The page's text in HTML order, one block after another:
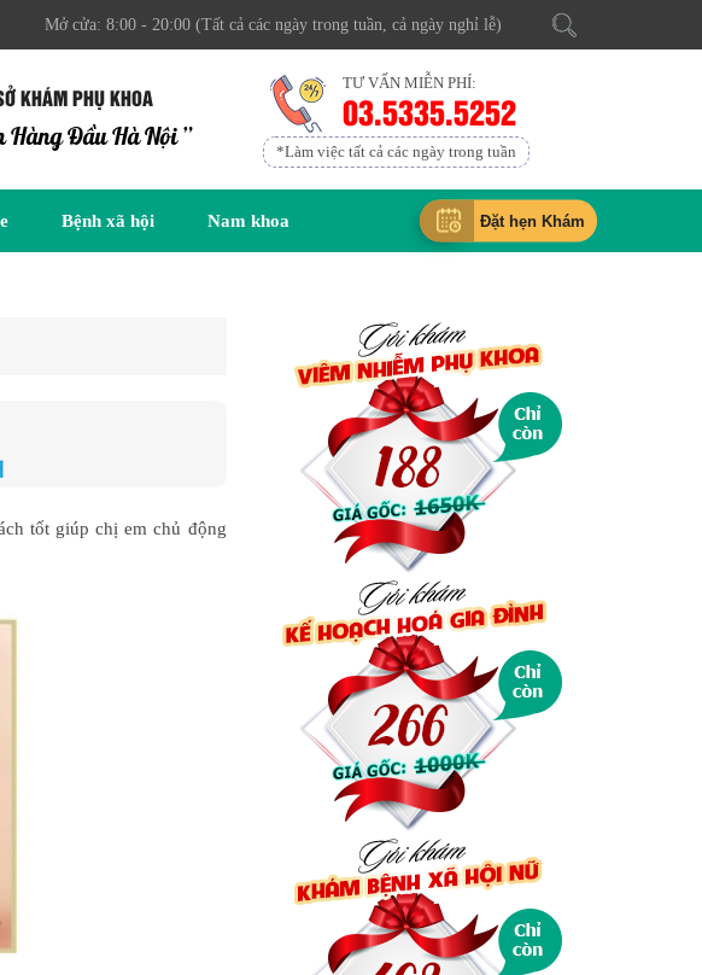
Mở cửa: 8:00 - 20:00 (Tất cả các ngày trong tuần, cả ngày nghỉ lễ)
KHÁM PHỤ KHOA
Hàng Đầu Hà Nội ”
TƯ VẤN MIỄN PHÍ:
03.5335.5252
*Làm việc tất cả các ngày trong tuần
Bệnh xã hội Nam khoa Đặt hẹn Khám
tốt giúp chị em chủ động